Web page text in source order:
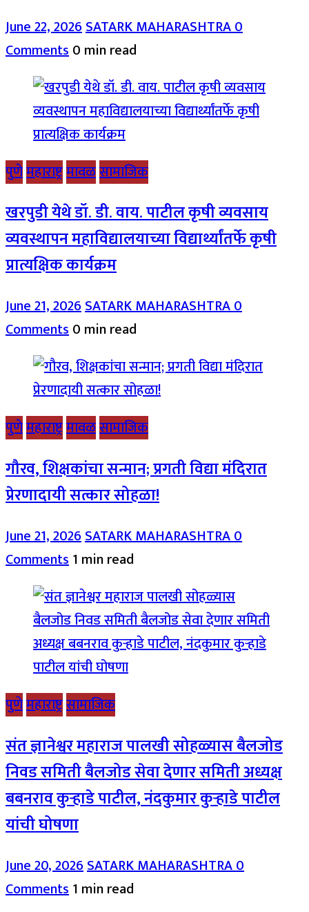
June 22, 2026SATARK MAHARASHTRA0
Comments0 min read
पुणेमहाराष्ट्रमावळसामाजिक
खरपुडी येथे डॉ. डी. वाय. पाटील कृषी व्यवसाय
व्यवस्थापन महाविद्यालयाच्या विद्यार्थ्यांतर्फे कृषी
प्रात्यक्षिक कार्यक्रम
June 21, 2026SATARK MAHARASHTRA0
Comments0 min read
पुणेमहाराष्ट्रमावळसामाजिक
गौरव, शिक्षकांचा सन्मान; प्रगती विद्या मंदिरात
प्रेरणादायी सत्कार सोहळा!
June 21, 2026SATARK MAHARASHTRA0
Comments1 min read
पुणेमहाराष्ट्रसामाजिक
संत ज्ञानेश्वर महाराज पालखी सोहळ्यास बैलजोड
निवड समिती बैलजोड सेवा देणार समिती अध्यक्ष
बबनराव कुऱ्हाडे पाटील, नंदकुमार कुऱ्हाडे पाटील
यांची घोषणा
June 20, 2026SATARK MAHARASHTRA0
Comments1 min read